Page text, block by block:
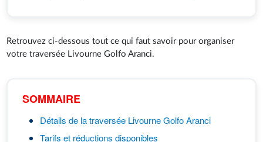
Retrouvez ci-dessous tout ce qui faut savoir pour organiser
votre traversée Livourne Golfo Aranci.
SOMMAIRE
Détails de la traversée Livourne Golfo Aranci
Tarifs et réductions disponibles